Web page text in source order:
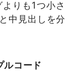
りも1つ小さ
中見出しを分
コード